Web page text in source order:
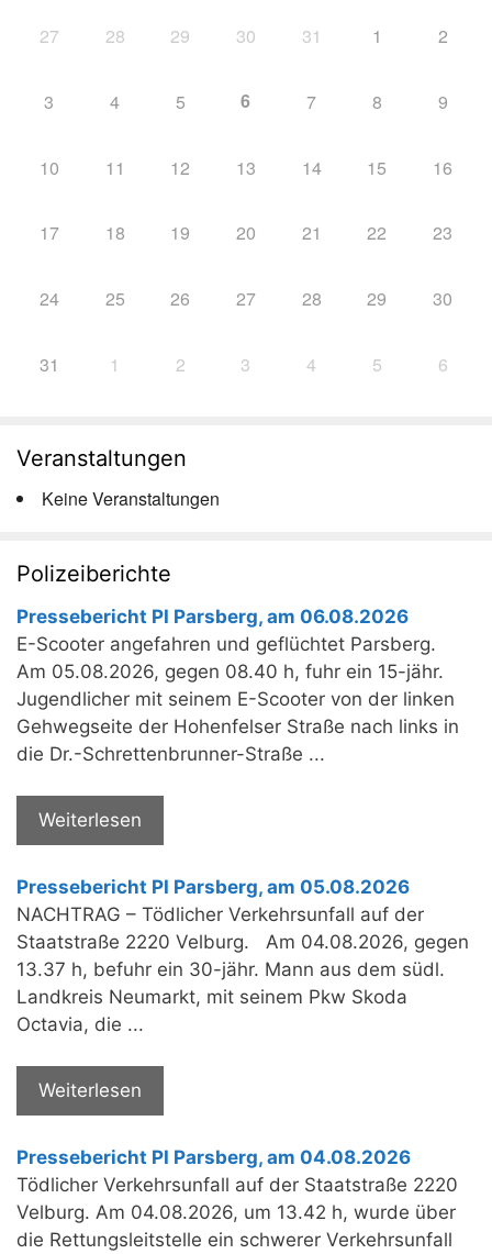
27 28 29 30 31 1 2
3 4 5 6 7 8 9
10 11 12 13 14 15 16
17 18 19 20 21 22 23
24 25 26 27 28 29 30
31 1 2 3 4 5 6
Veranstaltungen
Keine Veranstaltungen
Polizeiberichte
Pressebericht PI Parsberg, am 06.08.2026
E-Scooter angefahren und geflüchtet Parsberg.
Am 05.08.2026, gegen 08.40 h, fuhr ein 15-jähr.
Jugendlicher mit seinem E-Scooter von der linken
Gehwegseite der Hohenfelser Straße nach links in
die Dr.-Schrettenbrunner-Straße ...
Weiterlesen
Pressebericht PI Parsberg, am 05.08.2026
NACHTRAG – Tödlicher Verkehrsunfall auf der
Staatstraße 2220 Velburg. Am 04.08.2026, gegen
13.37 h, befuhr ein 30-jähr. Mann aus dem südl.
Landkreis Neumarkt, mit seinem Pkw Skoda
Octavia, die ...
Weiterlesen
Pressebericht PI Parsberg, am 04.08.2026
Tödlicher Verkehrsunfall auf der Staatstraße 2220
Velburg. Am 04.08.2026, um 13.42 h, wurde über
die Rettungsleitstelle ein schwerer Verkehrsunfall